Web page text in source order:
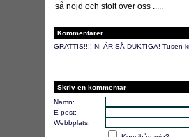
så nöjd och stolt över oss .....
Kommentarer
GRATTIS!!!! NI ÄR SÅ DUKTIGA! Tusen
Skriv en kommentar
Namn:
E-post:
Webbplats: